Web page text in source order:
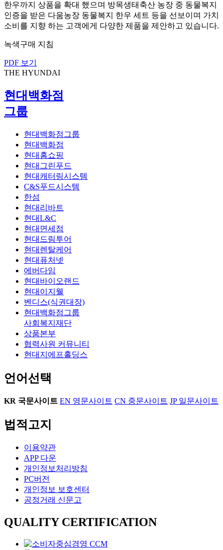
한우까지 상품을 확대 했으며 방목생태축산 농장 중 동물복지
인증을 받은 다움농장 동물복지 한우 세트 등을 선보이며 가치
소비를 지향 하는 고객에게 다양한 제품을 제안하고 있습니다.
녹색구매 지침
PDF 보기
THE HYUNDAI
현대백화점
그룹
현대백화점그룹
현대백화점
현대홈쇼핑
현대그린푸드
현대캐터링시스템
C&S푸드시스템
한섬
현대리바트
현대L&C
현대면세점
현대드림투어
현대렌탈케어
현대퓨처넷
에버다임
현대바이오랜드
현대이지웰
벤디스(식권대장)
현대백화점그룹
사회복지재단
상품본부
협력사원 커뮤니티
현대지에프홀딩스
언어선택
KR 국문사이트 EN 영문사이트 CN 중문사이트 JP일문사이트
법적고지
이용약관
APP 다운
개인정보처리방침
PC버전
개인정보 보호센터
공정거래 신문고
QUALITY CERTIFICATION